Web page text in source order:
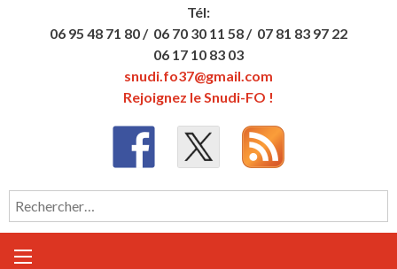
Tél:
06 95 48 71 80 / 06 70 30 11 58 / 07 81 83 97 22
06 17 10 83 03
snudi.fo37@gmail.com
Rejoignez le Snudi-FO !
Rechercher :